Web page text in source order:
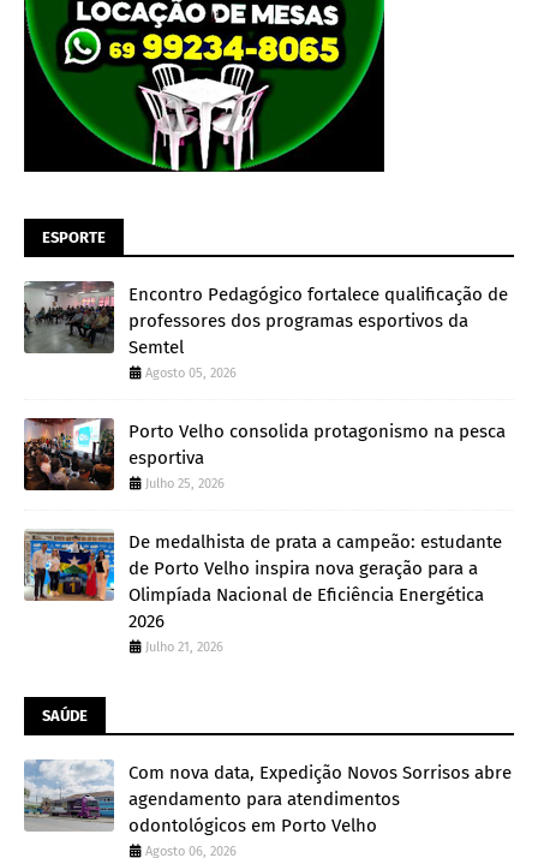
ESPORTE
Encontro Pedagógico fortalece qualificação de
professores dos programas esportivos da
Semtel
Agosto 05, 2026
Porto Velho consolida protagonismo na pesca
esportiva
Julho 25, 2026
De medalhista de prata a campeão: estudante
de Porto Velho inspira nova geração para a
Olimpíada Nacional de Eficiência Energética
2026
Julho 21, 2026
SAÚDE
Com nova data, Expedição Novos Sorrisos abre
agendamento para atendimentos
odontológicos em Porto Velho
Agosto 06, 2026